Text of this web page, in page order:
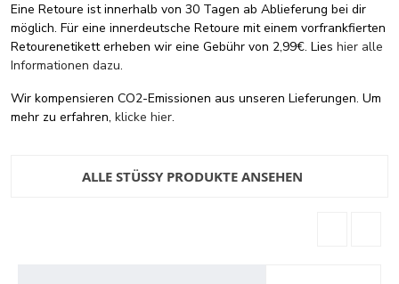
Eine Retoure ist innerhalb von 30 Tagen ab Ablieferung bei dir
möglich. Für eine innerdeutsche Retoure mit einem vorfrankfierten
Retourenetikett erheben wir eine Gebühr von 2,99€. Lies hier alle
Informationen dazu.
Wir kompensieren CO2-Emissionen aus unseren Lieferungen. Um
mehr zu erfahren, klicke hier.
ALLE STÜSSY PRODUKTE ANSEHEN